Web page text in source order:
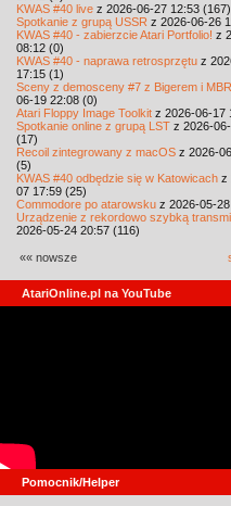
KWAS #40 live z 2026-06-27 12:53 (167)
Spotkanie z grupą USSR z 2026-06-26
KWAS #40 - zabierzcie Atari Portfolio! z
08:12 (0)
KWAS #40 - naprawa retrosprzętu z
17:15 (1)
Sceny z demosceny #7 z Bigerem i MBR
06-19 22:08 (0)
Atari Floppy Image Toolkit z 2026-06-17
Spotkanie online z grupą LST z 2026-
(17)
Recoil zintegrowany z macOS z 2026-
(5)
KWAS #40 odbędzie się w Katowicach z
07 17:59 (25)
Commodore po atarowsku z 2026-05-
Urządzenie z rekordowo szybką
2026-05-24 20:57 (116)
«« nowsze
AtariOnline.pl na YouTube
Pomocnik/Helper